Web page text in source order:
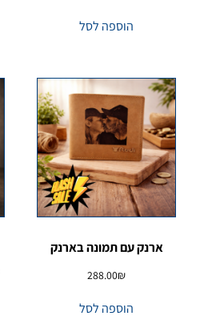
הוספה לסל
ארנק עם תמונה בארנק
288.00₪
הוספה לסל